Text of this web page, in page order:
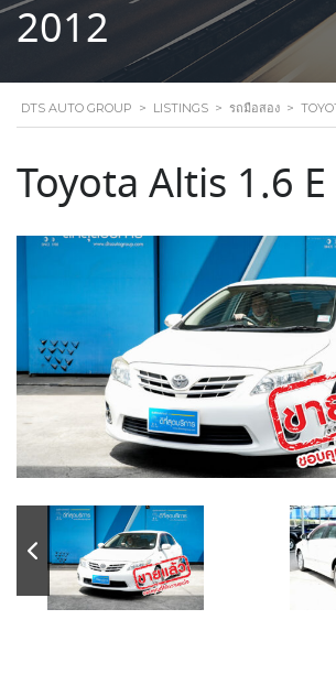
2012
DTS AUTO GROUP > LISTINGS > รถมือสอง >
Toyota Altis 1.6